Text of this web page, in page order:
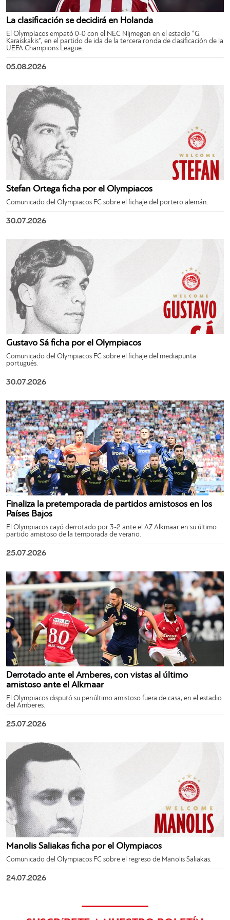
La clasificación se decidirá en Holanda
El Olympiacos empató 0-0 con el NEC Nijmegen en el estadio “G.
Karaiskakis”, en el partido de ida de la tercera ronda de clasificación de la
UEFA Champions League.
05.08.2026
Stefan Ortega ficha por el Olympiacos
Comunicado del Olympiacos FC sobre el fichaje del portero alemán.
30.07.2026
Gustavo Sá ficha por el Olympiacos
Comunicado del Olympiacos FC sobre el fichaje del mediapunta
portugués.
30.07.2026
Finaliza la pretemporada de partidos amistosos en los
Países Bajos
El Olympiacos cayó derrotado por 3-2 ante el AZ Alkmaar en su último
partido amistoso de la temporada de verano.
25.07.2026
Derrotado ante el Amberes, con vistas al último
amistoso ante el Alkmaar
El Olympiacos disputó su penúltimo amistoso fuera de casa, en el estadio
del Amberes.
25.07.2026
Manolis Saliakas ficha por el Olympiacos
Comunicado del Olympiacos FC sobre el regreso de Manolis Saliakas.
24.07.2026